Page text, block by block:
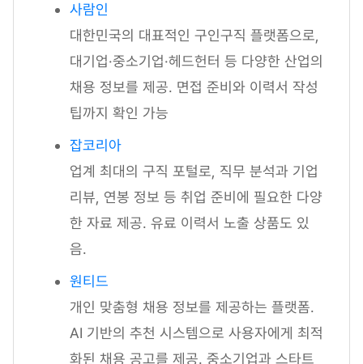
사람인
대한민국의 대표적인 구인구직 플랫폼으로,
대기업·중소기업·헤드헌터 등 다양한 산업의
채용 정보를 제공. 면접 준비와 이력서 작성
팁까지 확인 가능
잡코리아
업계 최대의 구직 포털로, 직무 분석과 기업
리뷰, 연봉 정보 등 취업 준비에 필요한 다양
한 자료 제공. 유료 이력서 노출 상품도 있
음.
원티드
개인 맞춤형 채용 정보를 제공하는 플랫폼.
AI 기반의 추천 시스템으로 사용자에게 최적
화된 채용 공고를 제공. 중소기업과 스타트